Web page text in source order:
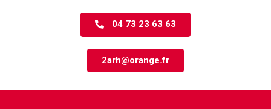
04 73 23 63 63
2arh@orange.fr